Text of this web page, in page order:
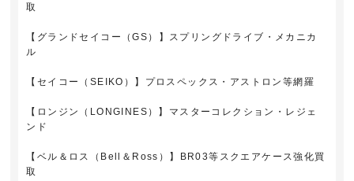
取
【グランドセイコー（GS）】スプリングドライブ・メカニカ
ル
【セイコー（SEIKO）】プロスペックス・アストロン等網羅
【ロンジン（LONGINES）】マスターコレクション・レジェ
ンド
【ベル＆ロス（Bell＆Ross）】BR03等スクエアケース強化買
取